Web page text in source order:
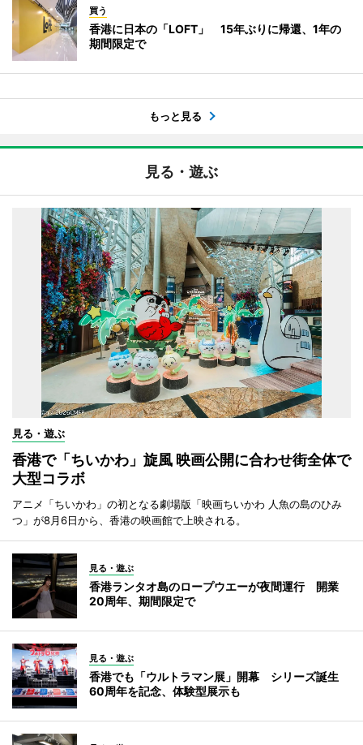
買う
香港に日本の「LOFT」 15年ぶりに帰還、1年の
期間限定で
もっと見る
見る・遊ぶ
見る・遊ぶ
香港で「ちいかわ」旋風 映画公開に合わせ街全体で
大型コラボ
アニメ「ちいかわ」の初となる劇場版「映画ちいかわ 人魚の島のひみ
つ」が8月6日から、香港の映画館で上映される。
見る・遊ぶ
香港ランタオ島のロープウエーが夜間運行 開業
20周年、期間限定で
見る・遊ぶ
香港でも「ウルトラマン展」開幕 シリーズ誕生
60周年を記念、体験型展示も